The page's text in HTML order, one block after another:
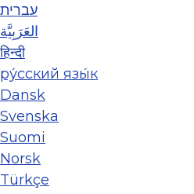
עברית
العَرَبِيَّة
हिन्दी
ру́сский язы́к
Dansk
Svenska
Suomi
Norsk
Türkçe